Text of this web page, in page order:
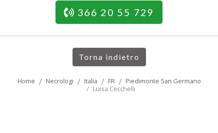
366 20 55 729
Torna indietro
Home Necrologi Italia FR
Piedimonte San Germano
Luisa Cecchelli